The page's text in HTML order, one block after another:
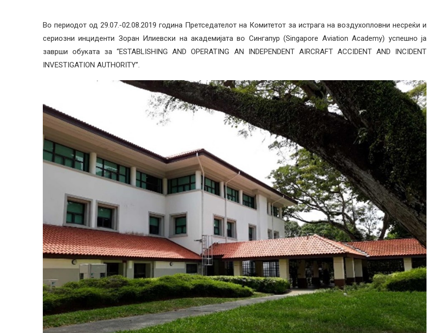
Во периодот од 29.07.-02.08.2019 година Претседателот на Комитетот за истрага на воздухопловни несреќи и
сериозни инциденти Зоран Илиевски на академијата во Сингапур (Singapore Aviation Academy) успешно ја
заврши обуката за “ESTABLISHING AND OPERATING AN INDEPENDENT AIRCRAFT ACCIDENT AND INCIDENT
INVESTIGATION AUTHORITY”.